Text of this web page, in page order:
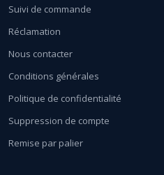
Suivi de commande
Réclamation
Nous contacter
Conditions générales
Politique de confidentialité
Suppression de compte
Remise par palier